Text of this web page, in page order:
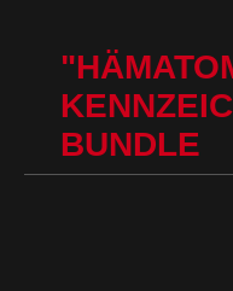
BUNDLE